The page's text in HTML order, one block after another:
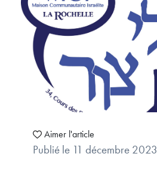
Aimer l'article
Publié le 11 décembre 2023